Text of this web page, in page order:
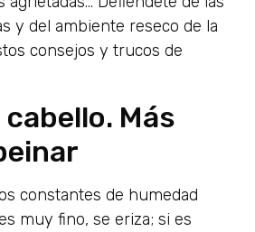
y del ambiente reseco de la
consejos y trucos de
Más
constantes de humedad
muy fino, se eriza; si es